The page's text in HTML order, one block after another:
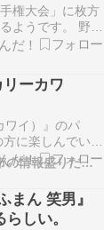
権大会」に枚方
ようです。 野球
です。 立命館宇
学校出身） 鳥取
中学校出身）・
この投稿をIn…
ーカワ
ワイ）』のパ
に楽しんでいた
んだって。 店舗
類が多いね！ 人
月の人気No.1は
飲み…
江南しえなん｜江南市の情報盛りだくさん！
まん 笑男』
しい。